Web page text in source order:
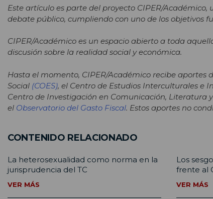
Este artículo es parte del proyecto CIPER/
debate público, cumpliendo con uno de los objetivos
CIPER/Académico es un espacio abierto a toda
discusión sobre la realidad social y económica.
Hasta el momento, CIPER/Académico recibe aportes
Social (COES), el Centro de Estudios Interculturales e
Centro de Investigación en Comunicación, Literatura
el Observatorio del Gasto Fiscal. Estos aportes no
CONTENIDO RELACIONADO
La heterosexualidad como norma en la
jurisprudencia del TC
VER MÁS
Los
frente al
VER MÁS